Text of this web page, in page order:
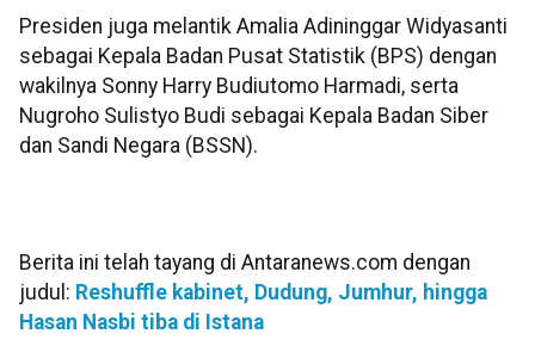
Presiden juga melantik Amalia Adininggar Widyasanti
sebagai Kepala Badan Pusat Statistik (BPS) dengan
wakilnya Sonny Harry Budiutomo Harmadi, serta
Nugroho Sulistyo Budi sebagai Kepala Badan Siber
dan Sandi Negara (BSSN).
Berita ini telah tayang di Antaranews.com dengan
judul: Reshuffle kabinet, Dudung, Jumhur, hingga
Hasan Nasbi tiba di Istana